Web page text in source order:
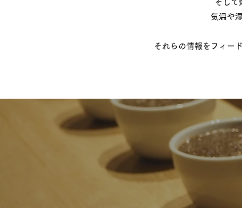
そして
気温や
それらの情報をフィー